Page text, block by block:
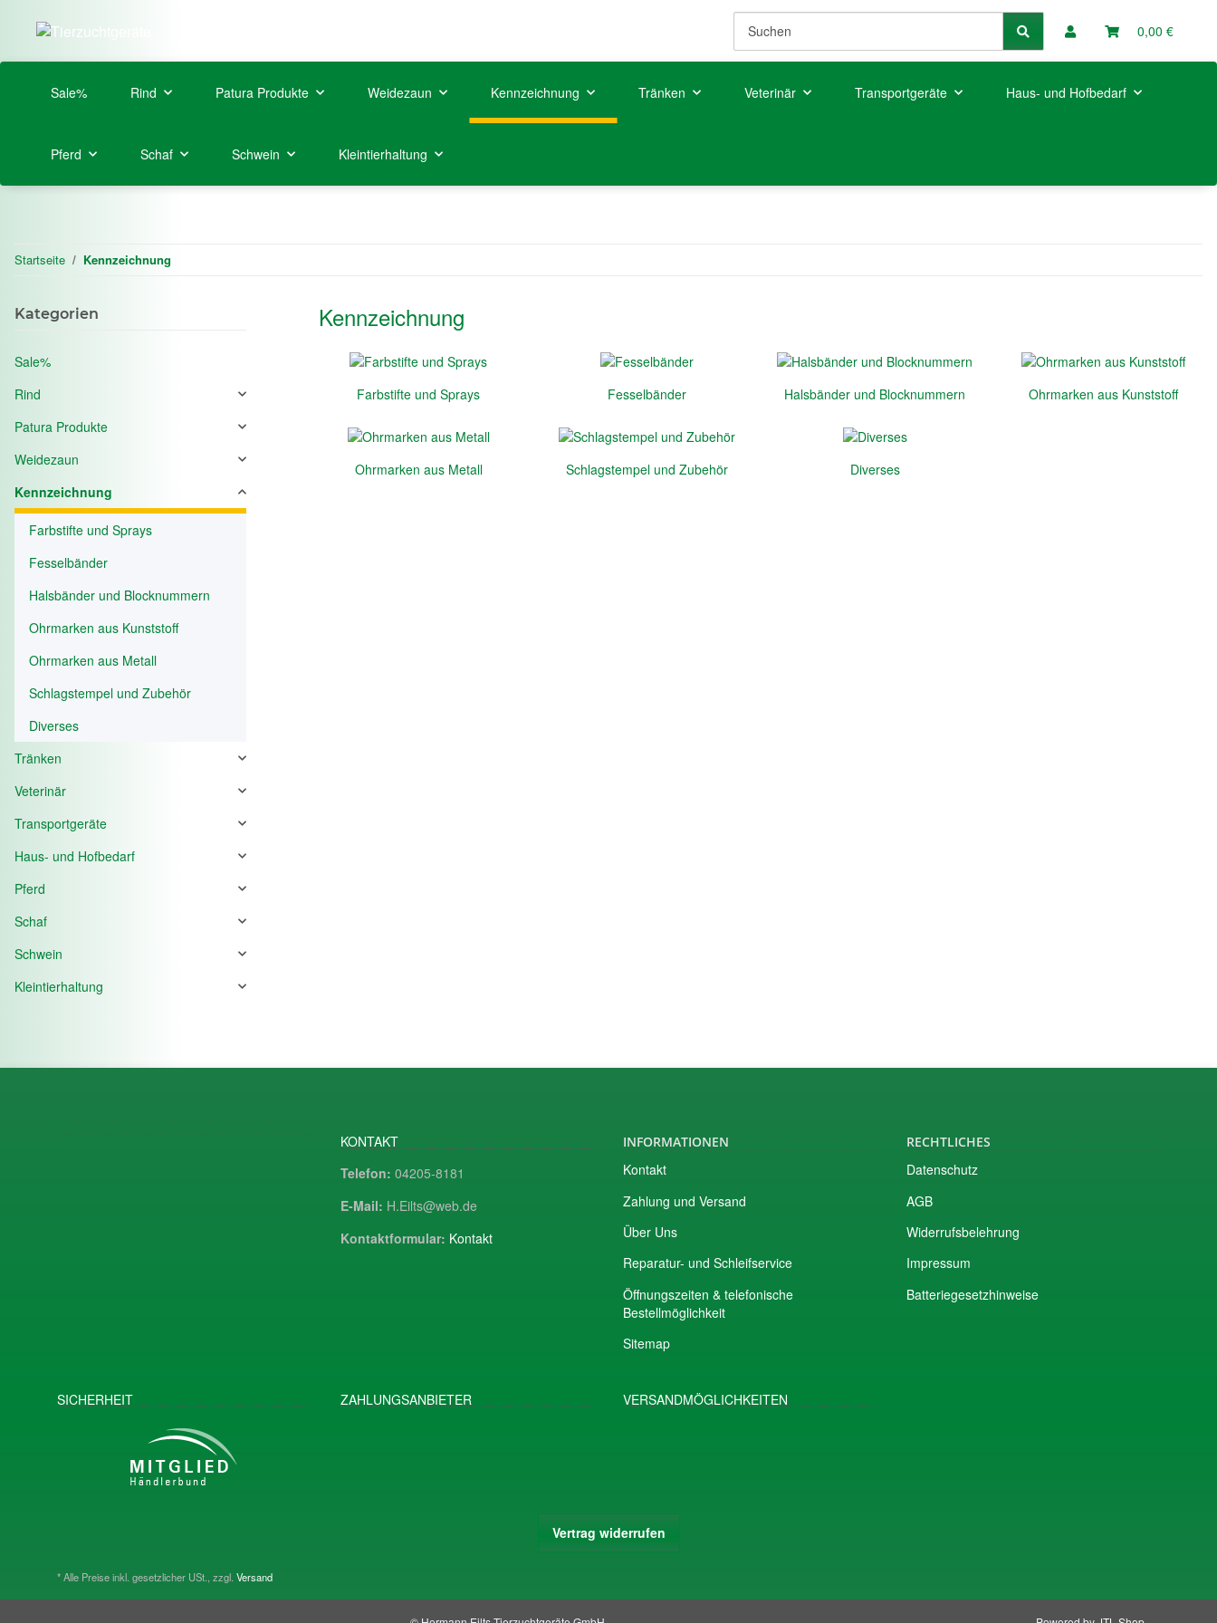
0,00 €
Sale% Rind Patura Produkte Weidezaun Kennzeichnung Tränken Veterinär Transportgeräte Haus- und Hofbedarf
Pferd Schaf Schwein Kleintierhaltung
Startseite Kennzeichnung
Kennzeichnung
Farbstifte und Sprays Fesselbänder Halsbänder und Blocknummern Ohrmarken aus Kunststoff
Ohrmarken aus Metall Schlagstempel und Zubehör Diverses
Kategorien
Sale%
Rind
Patura Produkte
Weidezaun
Kennzeichnung
Farbstifte und Sprays
Fesselbänder
Halsbänder und Blocknummern
Ohrmarken aus Kunststoff
Ohrmarken aus Metall
Schlagstempel und Zubehör
Diverses
Tränken
Veterinär
Transportgeräte
Haus- und Hofbedarf
Pferd
Schaf
Schwein
Kleintierhaltung
KONTAKT
Telefon: 04205-8181
E-Mail: H.Eilts@web.de
Kontaktformular: Kontakt
INFORMATIONEN
Kontakt
Zahlung und Versand
Über Uns
Reparatur- und Schleifservice
Öffnungszeiten & telefonische
Bestellmöglichkeit
Sitemap
RECHTLICHES
Datenschutz
AGB
Widerrufsbelehrung
Impressum
Batteriegesetzhinweise
SICHERHEIT ZAHLUNGSANBIETER VERSANDMÖGLICHKEITEN
Vertrag widerrufen
* Alle Preise inkl. gesetzlicher USt., zzgl. Versand